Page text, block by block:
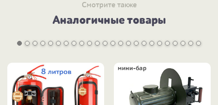
Смотрите также
Аналогичные товары